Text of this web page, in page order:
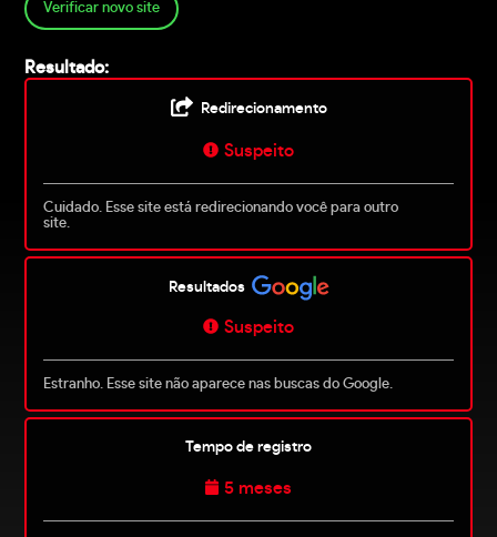
Verificar novo site
Resultado:
Redirecionamento
Suspeito
Cuidado. Esse site está redirecionando você para outro
site.
Resultados
Suspeito
Estranho. Esse site não aparece nas buscas do Google.
Tempo de registro
5 meses